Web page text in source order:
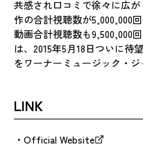
共感され口コミで徐々に広
作の合計視聴数が5,000,000
動画合計視聴数も9,500,000
は、2015年5月18日ついに待
をワーナーミュージック・ジ
LINK
Official Website